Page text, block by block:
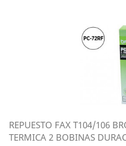
REPUESTO FAX T104/106
TERMICA 2 BOBINAS